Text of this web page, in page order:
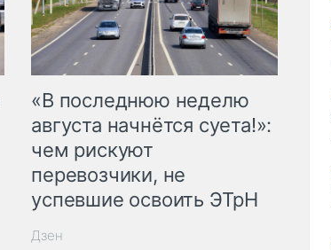
«В последнюю неделю
августа начнётся суета!»:
чем рискуют
перевозчики, не
успевшие освоить ЭТрН
Дзен